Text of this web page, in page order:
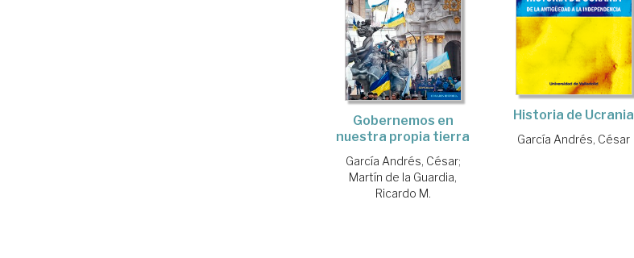
Gobernemos en
nuestra propia tierra
García Andrés, César;
Martín de la Guardia,
Ricardo M.
Historia de Ucrania
García Andrés, César